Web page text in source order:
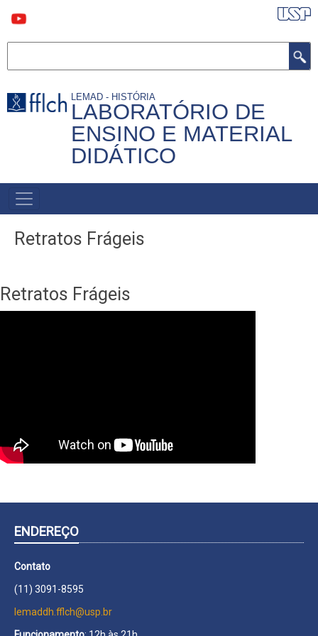
para
conteúdo
LEMAD - HISTÓRIA
LABORATÓRIO DE
ENSINO E MATERIAL
DIDÁTICO
MAIN
NAVIGATION
Retratos Frágeis
Retratos Frágeis
ENDEREÇO
Contato
(11) 3091-8595
lemaddh.fflch@usp.br